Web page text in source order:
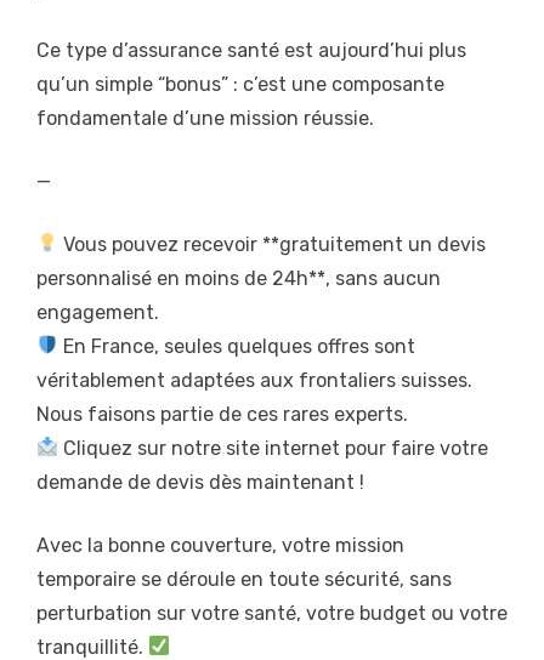
Ce type d’assurance santé est aujourd’hui plus
qu’un simple “bonus” : c’est une composante
fondamentale d’une mission réussie.
—
Vous pouvez recevoir **gratuitement un devis
personnalisé en moins de 24h**, sans aucun
engagement.
En France, seules quelques offres sont
véritablement adaptées aux frontaliers suisses.
Nous faisons partie de ces rares experts.
Cliquez sur notre site internet pour faire votre
demande de devis dès maintenant !
Avec la bonne couverture, votre mission
temporaire se déroule en toute sécurité, sans
perturbation sur votre santé, votre budget ou votre
tranquillité.